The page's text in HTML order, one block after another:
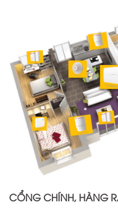
CỔNG CHÍNH, HÀNG